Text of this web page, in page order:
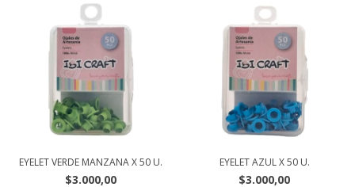
EYELET VERDE MANZANA X 50 U.
$3.000,00
EYELET AZUL X 50 U.
$3.000,00